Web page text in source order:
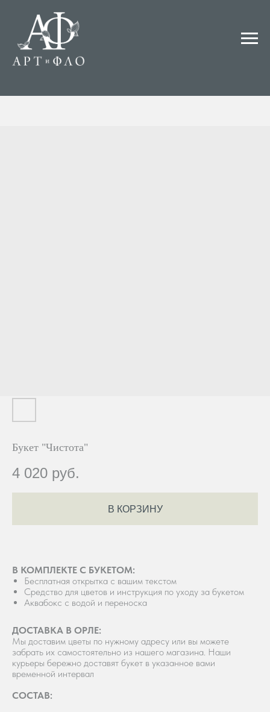
Букет "Чистота"
4 020 руб.
В КОРЗИНУ
В КОМПЛЕКТЕ С БУКЕТОМ:
Бесплатная открытка с вашим текстом
Средство для цветов и инструкция по уходу за букетом
Аквабокс с водой и переноска
ДОСТАВКА В ОРЛЕ:
Мы доставим цветы по нужному адресу или вы можете
забрать их самостоятельно из нашего магазина. Наши
курьеры бережно доставят букет в указанное вами
временной интервал
СОСТАВ: